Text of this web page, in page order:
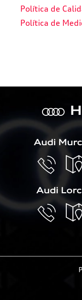
Política de
Política de
a
Audi
Audi